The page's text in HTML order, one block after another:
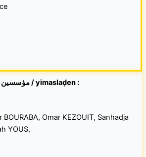
/ مؤسسين / yimaslaḍen :
Omar KEZOUIT, Sanhadja
YOUS,